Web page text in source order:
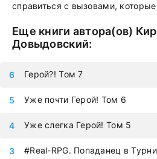
справиться с вызовами,
Еще книги автора(ов)
Довыдовский:
#Real-RPG. Попаданец в
Уже слегка Герой! Том 5
Уже почти Герой! Том 6
Герой?! Том 7